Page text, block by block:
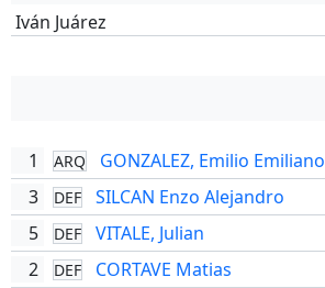
Iván Juárez
1 ARQ
GONZALEZ, Emilio Emiliano
3
DEF
SILCAN Enzo Alejandro
5
DEF
VITALE, Julian
2
DEF
CORTAVE Matias